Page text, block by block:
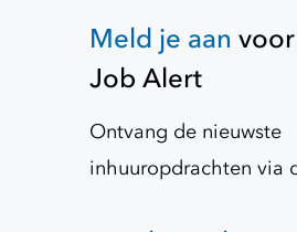
Meld je aan
Job Alert
Ontvang de nieuwste
inhuuropdrachten via